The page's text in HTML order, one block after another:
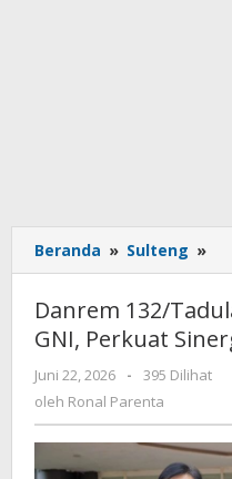
Beranda » Sulteng »
Ke
PT
Danrem 132/
GNI, Perkuat
Juni 22, 2026
oleh
Ronal
-
395 Dilihat
oleh Ronal Parenta